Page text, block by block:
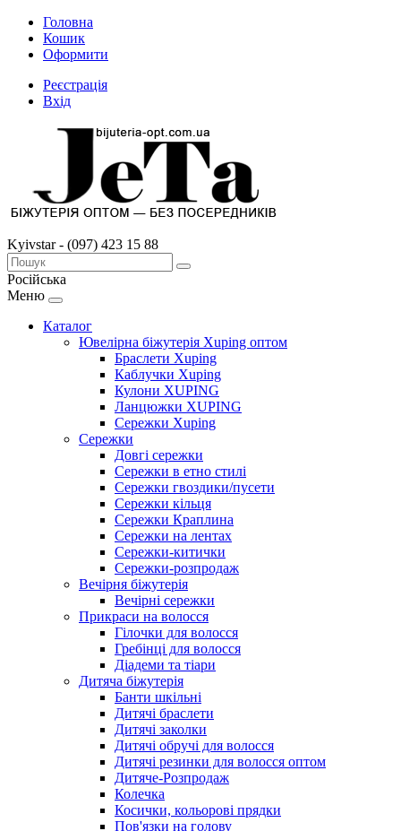
Головна
Кошик
Оформити
Реєстрація
Вхід
Kyivstar - (097) 423 15 88
Російська
Меню
Каталог
Ювелірна біжутерія Xuping оптом
Браслети Xuping
Каблучки Xuping
Кулони XUPING
Ланцюжки XUPING
Сережки Xuping
Сережки
Довгі сережки
Сережки в етно стилі
Сережки гвоздики/пусети
Сережки кільця
Сережки Краплина
Сережки на лентах
Сережки-китички
Сережки-розпродаж
Вечірня біжутерія
Вечірні сережки
Прикраси на волосся
Гілочки для волосся
Гребінці для волосся
Діадеми та тіари
Дитяча біжутерія
Банти шкільні
Дитячі браслети
Дитячі заколки
Дитячі обручі для волосся
Дитячі резинки для волосся оптом
Дитяче-Розпродаж
Колечка
Косички, кольорові прядки
Пов'язки на голову